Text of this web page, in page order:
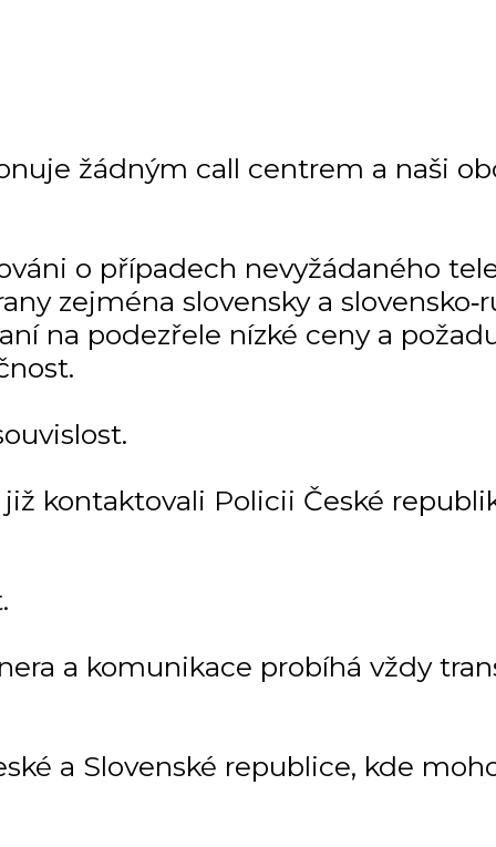
žádným call centrem a naši
o případech nevyžádaného
zejména slovensky a
na podezřele nízké ceny a
kontaktovali Policii České
a komunikace probíhá vždy
a Slovenské republice, kde